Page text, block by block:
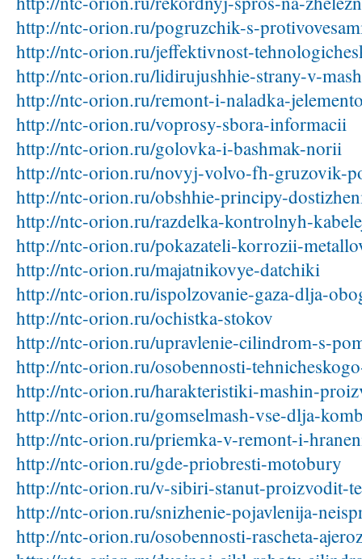
http://ntc-orion.ru/pogruzchik-s-
http://ntc-orion.ru/jeffektivnost-
http://ntc-orion.ru/lidirujushhie-strany-v-
http://ntc-orion.ru/remont-i-naladka-
http://ntc-orion.ru/voprosy-sbora-informacii
http://ntc-orion.ru/golovka-i-bashmak-norii
http://ntc-orion.ru/novyj-volvo-fh-gruzovik-
http://ntc-orion.ru/obshhie-principy-
http://ntc-orion.ru/razdelka-kontrolnyh-
http://ntc-orion.ru/pokazateli-korrozii-
http://ntc-orion.ru/majatnikovye-datchiki
http://ntc-orion.ru/ispolzovanie-gaza-dlja-
http://ntc-orion.ru/ochistka-stokov
http://ntc-orion.ru/upravlenie-cilindrom-s-
http://ntc-orion.ru/osobennosti-
http://ntc-orion.ru/harakteristiki-mashin-
http://ntc-orion.ru/gomselmash-vse-dlja-
http://ntc-orion.ru/priemka-v-remont-i-
http://ntc-orion.ru/gde-priobresti-motobury
http://ntc-orion.ru/v-sibiri-stanut-proizvodit-
http://ntc-orion.ru/snizhenie-pojavlenija-
http://ntc-orion.ru/osobennosti-rascheta-